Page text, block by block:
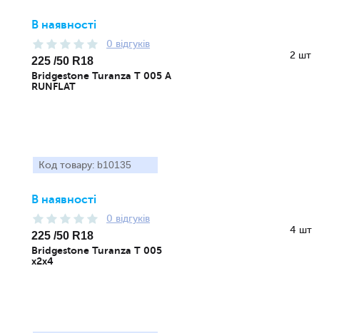
В наявності
0 відгуків
225 /50 R18
Bridgestone Turanza T 005 A
RUNFLAT
2 шт
Код товару: b10135
В наявності
0 відгуків
225 /50 R18
Bridgestone Turanza T 005
x2x4
4 шт